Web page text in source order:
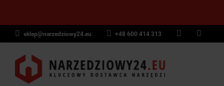
sklep@narzedziowy24.eu +48 600 414 313
Narzędzia
Narzędzia